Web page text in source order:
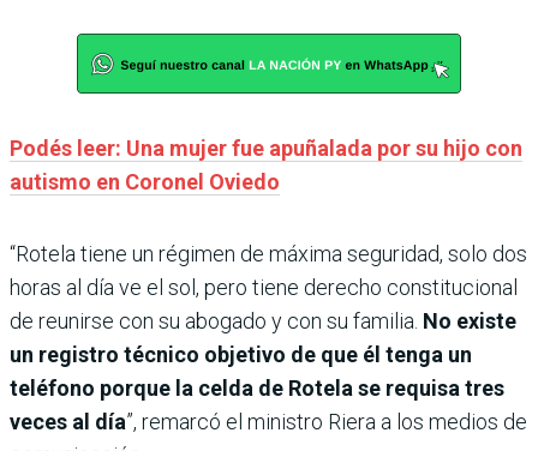
Podés leer: Una mujer fue apuñalada por su hijo con
autismo en Coronel Oviedo
“Rotela tiene un régimen de máxima seguridad, solo dos
horas al día ve el sol, pero tiene derecho constitucional
de reunirse con su abogado y con su familia. No existe
un registro técnico objetivo de que él tenga un
teléfono porque la celda de Rotela se requisa tres
veces al día”, remarcó el ministro Riera a los medios de